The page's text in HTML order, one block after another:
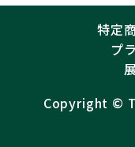
特定
プ
Copyright ©︎